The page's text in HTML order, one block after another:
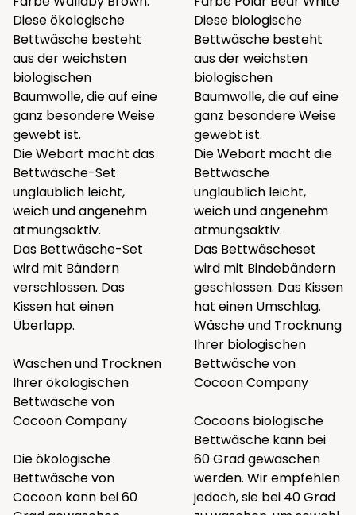
Diese ökologische
Bettwäsche besteht
aus der weichsten
biologischen
Baumwolle, die auf eine
ganz besondere Weise
gewebt ist.
Die Webart macht das
Bettwäsche-Set
unglaublich leicht,
weich und angenehm
atmungsaktiv.
Das Bettwäsche-Set
wird mit Bändern
verschlossen. Das
Kissen hat einen
Überlapp.
Waschen und Trocknen
Ihrer ökologischen
Bettwäsche von
Cocoon Company
Die ökologische
Bettwäsche von
Cocoon kann bei 60
Diese biologische
Bettwäsche besteht
aus der weichsten
biologischen
Baumwolle, die auf eine
ganz besondere Weise
gewebt ist.
Die Webart macht die
Bettwäsche
unglaublich leicht,
weich und angenehm
atmungsaktiv.
Das Bettwäscheset
wird mit Bindebändern
geschlossen. Das Kissen
hat einen Umschlag.
Wäsche und Trocknung
Ihrer biologischen
Bettwäsche von
Cocoon Company
Cocoons biologische
Bettwäsche kann bei
60 Grad gewaschen
werden. Wir empfehlen
jedoch, sie bei 40 Grad